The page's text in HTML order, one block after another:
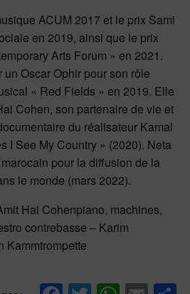
ACUM 2017 et le prix Sami
en 2019, ainsi que le prix
Arts Forum » en 2021.
Oscar Ophir pour son rôle
« Red Fields » en 2019. Elle
Cohen, son partenaire de vie et
du réalisateur Kamal
I See My Country » (2020). Neta
pour la diffusion de la
le monde (mars 2022).
Hai Cohenpiano, machines,
contrebasse – Karim
Kammtrompette